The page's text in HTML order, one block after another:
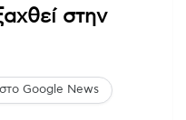
στην
στο Google News